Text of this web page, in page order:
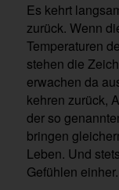
Es kehrt
zurück. Wenn
Temperaturen
stehen die
erwachen da
kehren zurück,
der so
bringen
Leben. Und
Gefühlen einher.